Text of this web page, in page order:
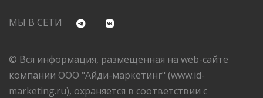
МЫ В СЕТИ
© Вся информация, размещенная на web-сайте
компании ООО "Айди-маркетинг" (www.id-
marketing.ru), охраняется в соответствии с